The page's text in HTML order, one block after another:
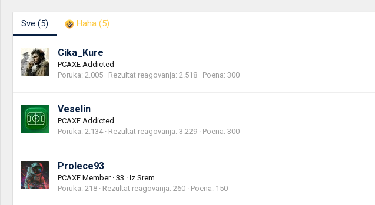
Sve (5) Haha (5)
Cika_Kure
PCAXE Addicted
Poruka 2.005 Rezultat reagovanja 2.518 Poena 300
Veselin
PCAXE Addicted
Poruka 2.134 Rezultat reagovanja 3.229 Poena 300
Prolece93
PCAXE Member · 33 · Iz Srem
Poruka 218 Rezultat reagovanja 260 Poena 150